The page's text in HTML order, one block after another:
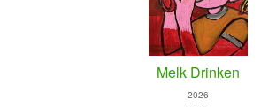
Melk Drinken
2026